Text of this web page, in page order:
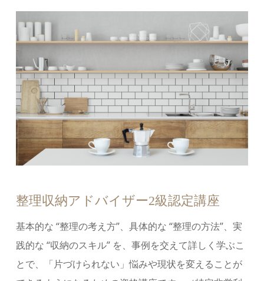
整理収納アドバイザー2級認定講座
基本的な “整理の考え⽅”、具体的な “整理の⽅法”、実
践的な “収納のスキル” を、事例を交えて詳しく学ぶこ
とで、「片づけられない」悩みや現状を変えることが